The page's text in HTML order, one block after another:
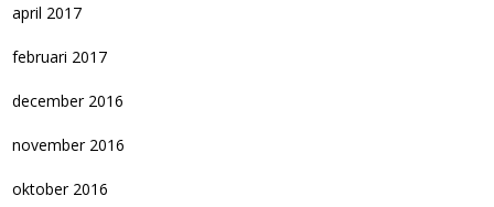
april 2017
februari 2017
december 2016
november 2016
oktober 2016